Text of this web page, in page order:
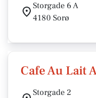
Storgade 6 A
4180 Sorø
Cafe Au Lait
Storgade 2